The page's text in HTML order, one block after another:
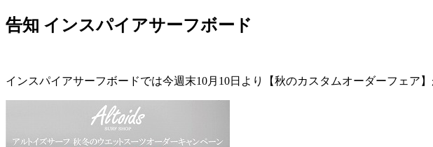
告知 インスパイアサーフボード
インスパイアサーフボードでは今週末10月10日より【秋のカスタムオーダーフェア